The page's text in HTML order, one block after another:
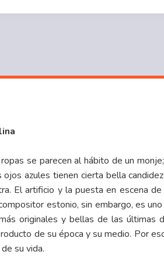
se parecen al hábito de un
ojos azules tienen cierta bella
El artificio y la puesta en escena
estonio, sin embargo, es
originales y bellas de las últimas
de su época y su medio. Por
su vida.